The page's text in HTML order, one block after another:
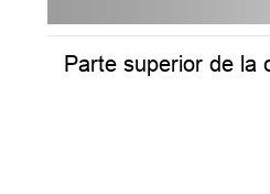
Parte superior de la